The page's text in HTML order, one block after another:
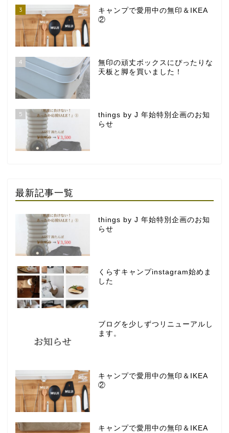
3
キャンプで愛用中の無印＆IKEA
②
4
無印の頑丈ボックスにぴったりな
天板と脚を買いました！
5
things by J 年始特別企画のお知
らせ
最新記事一覧
things by J 年始特別企画のお知
らせ
くらすキャンプinstagram始めま
した
ブログを少しずつリニューアルし
ます。
キャンプで愛用中の無印＆IKEA
②
キャンプで愛用中の無印＆IKEA